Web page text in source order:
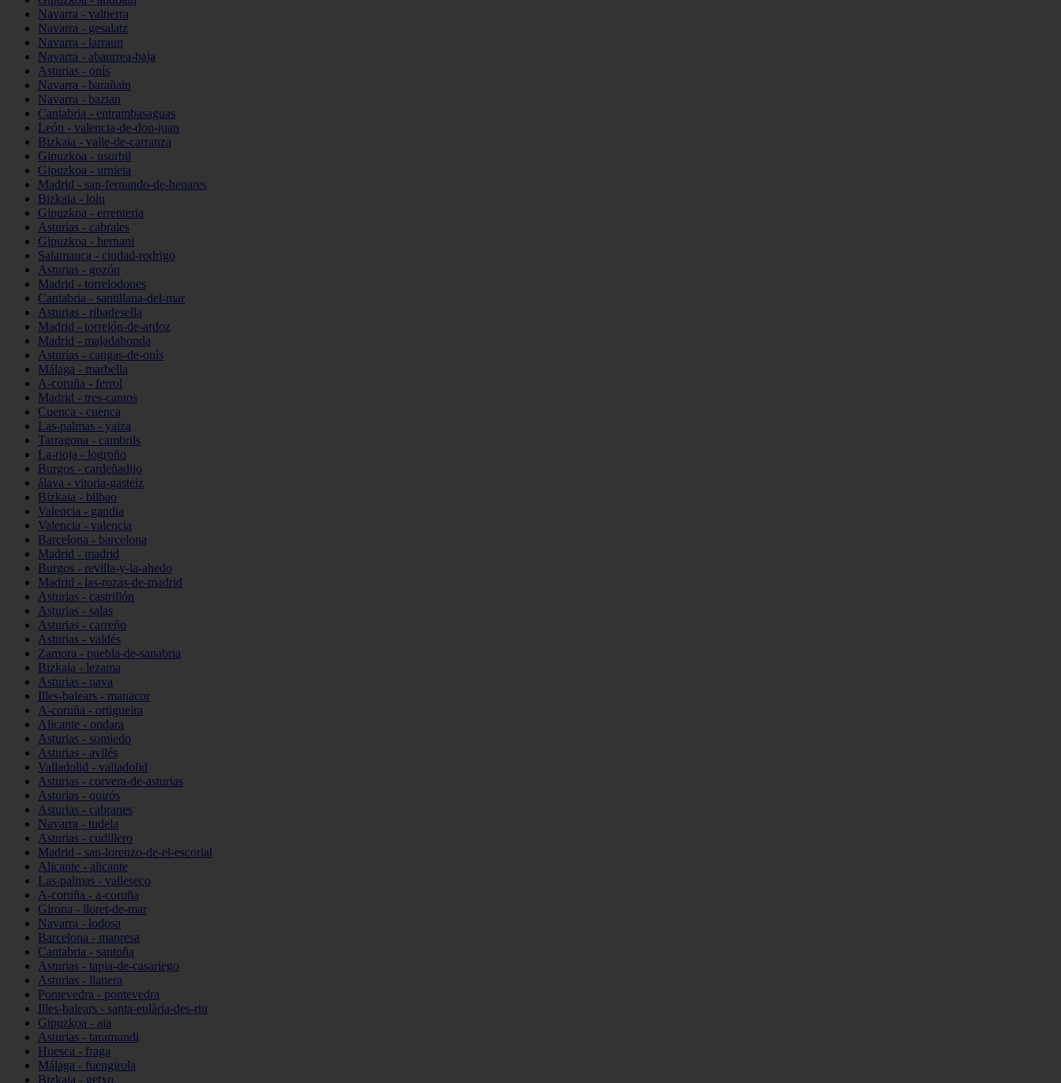
Navarra - valtierra
Navarra - gesalatz
Navarra - larraun
Navarra - abaurrea-baja
Asturias - onís
Navarra - barañain
Navarra - baztan
Cantabria - entrambasaguas
León - valencia-de-don-juan
Bizkaia - valle-de-carranza
Gipuzkoa - usurbil
Gipuzkoa - urnieta
Madrid - san-fernando-de-henares
Bizkaia - loiu
Gipuzkoa - errenteria
Asturias - cabrales
Gipuzkoa - hernani
Salamanca - ciudad-rodrigo
Asturias - gozón
Madrid - torrelodones
Cantabria - santillana-del-mar
Asturias - ribadesella
Madrid - torrejón-de-ardoz
Madrid - majadahonda
Asturias - cangas-de-onís
Málaga - marbella
A-coruña - ferrol
Madrid - tres-cantos
Cuenca - cuenca
Las-palmas - yaiza
Tarragona - cambrils
La-rioja - logroño
Burgos - cardeñadijo
álava - vitoria-gasteiz
Bizkaia - bilbao
Valencia - gandia
Valencia - valencia
Barcelona - barcelona
Madrid - madrid
Burgos - revilla-y-la-ahedo
Madrid - las-rozas-de-madrid
Asturias - castrillón
Asturias - salas
Asturias - carreño
Asturias - valdés
Zamora - puebla-de-sanabria
Bizkaia - lezama
Asturias - nava
Illes-balears - manacor
A-coruña - ortigueira
Alicante - ondara
Asturias - somiedo
Asturias - avilés
Valladolid - valladolid
Asturias - corvera-de-asturias
Asturias - quirós
Asturias - cabranes
Navarra - tudela
Asturias - cudillero
Madrid - san-lorenzo-de-el-escorial
Alicante - alicante
Las-palmas - valleseco
A-coruña - a-coruña
Girona - lloret-de-mar
Navarra - lodosa
Barcelona - manresa
Cantabria - santoña
Asturias - tapia-de-casariego
Asturias - llanera
Pontevedra - pontevedra
Illes-balears - santa-eulària-des-riu
Gipuzkoa - aia
Asturias - taramundi
Huesca - fraga
Málaga - fuengirola
Bizkaia - getxo